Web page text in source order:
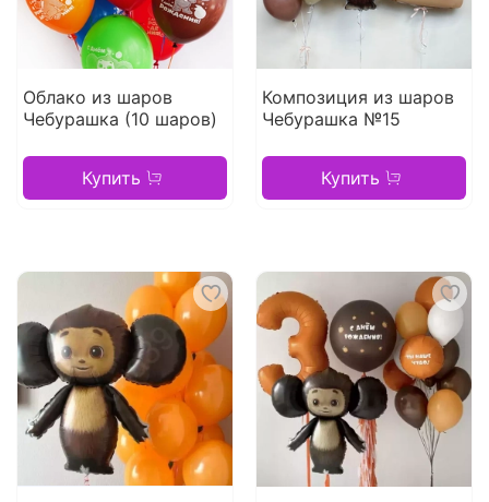
Облако из шаров
Чебурашка (10 шаров)
Купить
Композиция из шаров
Чебурашка №15
Купить